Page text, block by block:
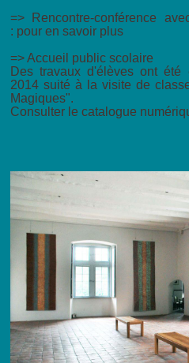
=> Rencontre-conférence
: pour en savoir plus
=> Accueil public scolaire
Des travaux d'élèves ont
2014 suité à la visite de
Magiques".
Consulter le catalogue